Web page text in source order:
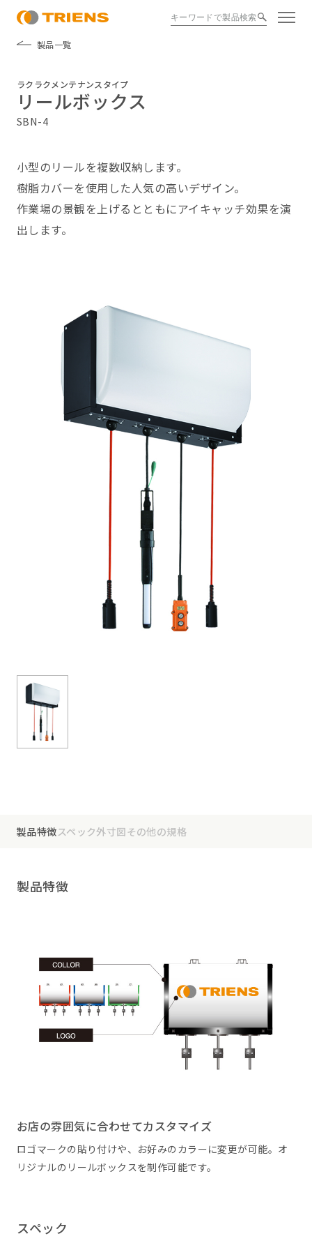
製品一覧
ラクラクメンテナンスタイプ
リールボックス
SBN-4
小型のリールを複数収納します。
樹脂カバーを使用した人気の高いデザイン。
作業場の景観を上げるとともにアイキャッチ効果を演
出します。
製品特徴スペック外寸図その他の規格
製品特徴
お店の雰囲気に合わせてカスタマイズ
ロゴマークの貼り付けや、お好みのカラーに変更が可能。オ
リジナルのリールボックスを制作可能です。
スペック